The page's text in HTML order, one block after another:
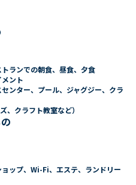
ランでの朝食、昼食、夕食
ント
ンター、プール、ジャグジー、クラ
、クラフト教室など）
ップ、Wi-Fi、エステ、ランドリー